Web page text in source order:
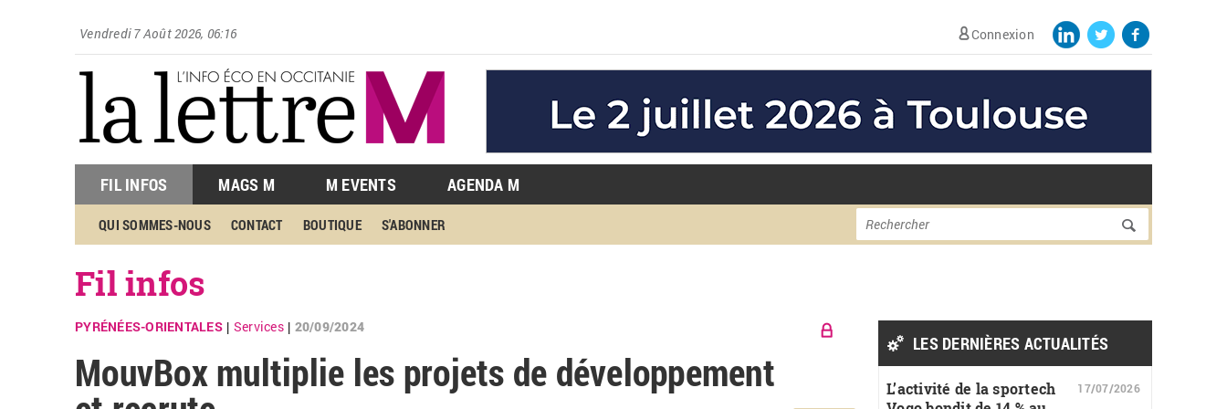
Vendredi 7 Août 2026, 06:16 Connexion
FIL INFOS MAGS M M EVENTS AGENDA M
QUI SOMMES-NOUS CONTACT BOUTIQUE S'ABONNER Formulaire de
Rechercher
Fil infos
PYRÉNÉES-ORIENTALES| Services| 20/09/2024
MouvBox multiplie les projets de développement
LES DERNIÈRES ACTUALITÉS
L’activité de la sportech
17/07/2026